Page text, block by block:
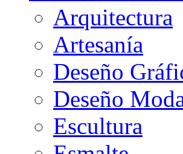
Arquitectura
Artesanía
Deseño
Deseño
Escultura